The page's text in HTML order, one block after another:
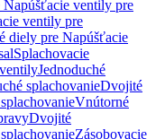
ventily pre
ventily pre
diely pre Napúšťacie
Splachovacie
Jednoduché
splachovanieDvojité
Vnútorné
Dvojité
Zásobovacie